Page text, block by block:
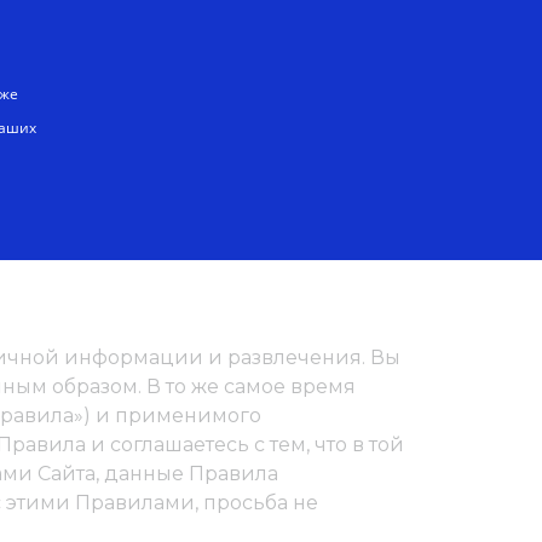
информации и развлечения. Вы
образом. В то же самое время
и применимого
и соглашаетесь с тем, что в той
Сайта, данные Правила
Правилами, просьба не